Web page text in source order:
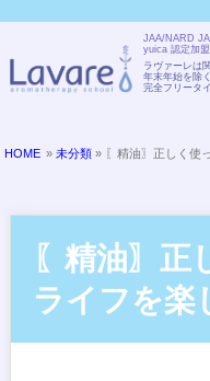
JAA/NARD
yuica 認定加
ラヴァーレは
年末年始を除
完全フリータ
HOME »未分類 » 〖精油〗正しく使
〖精油〗正
ライフを楽